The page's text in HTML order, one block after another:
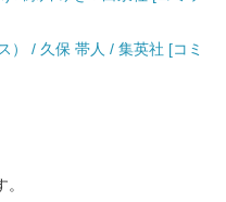
） / 久保 帯人 / 集英社 [コミ